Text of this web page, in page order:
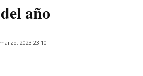
año
2023 23:10